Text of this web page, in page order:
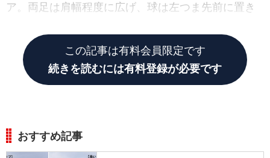
ア。両足は肩幅程度に広げ、球は左つま先前に置き
この記事は有料会員限定です
続きを読むには有料登録が必要です
おすすめ記事